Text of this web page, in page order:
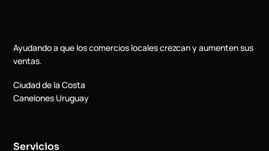
Ayudando a que los comercios locales crezcan y aumenten sus
ventas.
Ciudad de la Costa
Canelones Uruguay
Servicios